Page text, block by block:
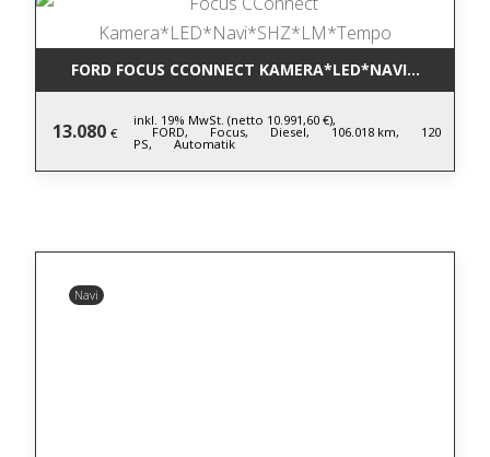
FORD FOCUS CCONNECT
13.080 €
inkl. 19% MwSt. (netto 10.991,60 €),
FORD, Focus, Diesel, 106.018 km, 120
PS, Automatik
Navi